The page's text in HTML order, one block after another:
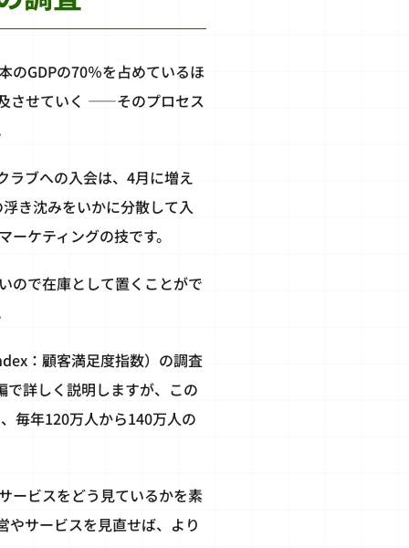
のGDPの70％を占めているほ
させていく ――そのプロセス
ラブへの入会は、4月に増え
き沈みをいかに分散して入
ケティングの技です。
ので在庫として置くことがで
：顧客満足度指数）の調査
で詳しく説明しますが、この
毎年120万人から140万人の
ービスをどう見ているかを素
やサービスを見直せば、より